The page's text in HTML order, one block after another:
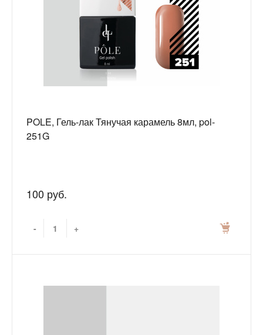
POLE, Гель-лак Тянучая карамель 8мл, pol-
251G
100 руб.
- +